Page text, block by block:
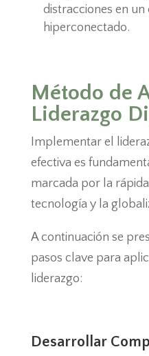
distracciones en un
hiperconectado.
Método de
Liderazgo
Implementar el
efectiva es
marcada por la
tecnología y la
A continuación se
pasos clave para
liderazgo:
Desarrollar